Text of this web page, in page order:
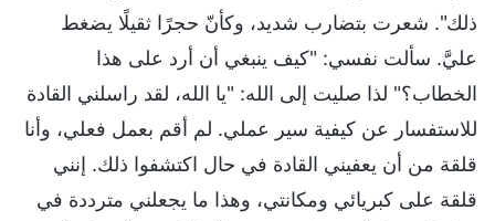
ذلك". شعرت بتضارب شديد، وكأنّ حجرًا ثقيلًا يضغط
عليَّ. سألت نفسي: "كيف ينبغي أن أرد على هذا
الخطاب؟" لذا صليت إلى الله: "يا الله، لقد راسلني القادة
للاستفسار عن كيفية سير عملي. لم أقم بعمل فعلي، وأنا
قلقة من أن يعفيني القادة في حال اكتشفوا ذلك. إنني
قلقة على كبريائي ومكانتي، وهذا ما يجعلني مترددة في